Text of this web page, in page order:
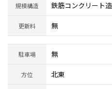
規模構造 鉄筋コンクリート
更新料 無
駐車場 無
方位 北東